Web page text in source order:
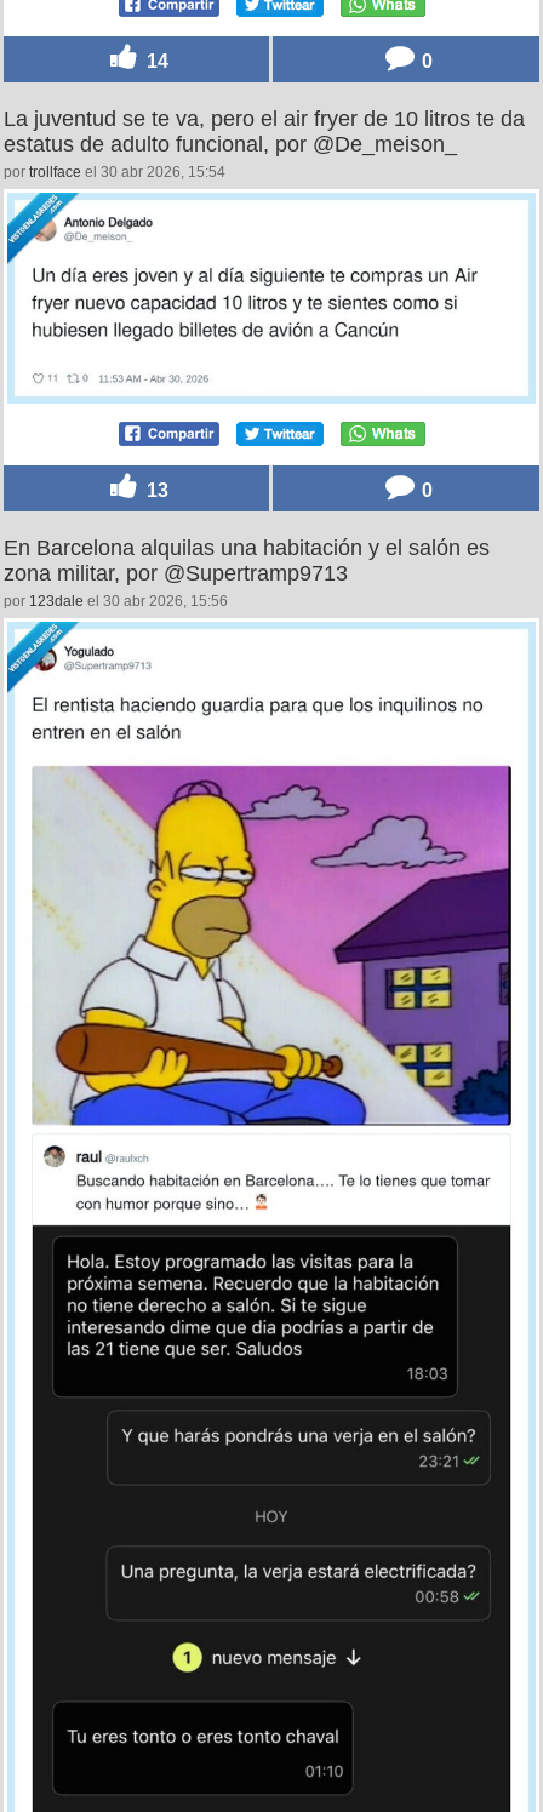
14 0
La juventud se te va, pero el air fryer de 10 litros te da
estatus de adulto funcional, por @De_meison_
por trollface el 30 abr 2026, 15:54
13 0
En Barcelona alquilas una habitación y el salón es
zona militar, por @Supertramp9713
por 123dale el 30 abr 2026, 15:56